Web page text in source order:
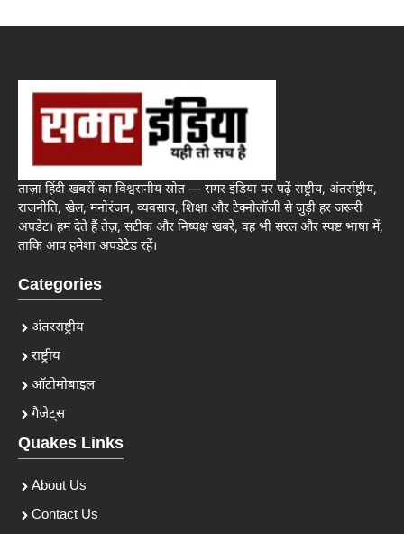
ताज़ा हिंदी खबरों का विश्वसनीय स्रोत — समर इंडिया पर पढ़ें राष्ट्रीय, अंतर्राष्ट्रीय,
राजनीति, खेल, मनोरंजन, व्यवसाय, शिक्षा और टेक्नोलॉजी से जुड़ी हर जरूरी
अपडेट। हम देते हैं तेज़, सटीक और निष्पक्ष खबरें, वह भी सरल और स्पष्ट भाषा में,
ताकि आप हमेशा अपडेटेड रहें।
Categories
अंतरराष्ट्रीय
राष्ट्रीय
ऑटोमोबाइल
गैजेट्स
Quakes Links
About Us
Contact Us